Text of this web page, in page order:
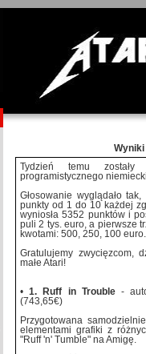
Tydzień temu zostały
programistycznego
Głosowanie wyglądało
punkty od 1 do 10 każdej
wyniosła 5352 punktów i
puli 2 tys. euro, a pierwsze
kwotami: 500, 250, 100 euro.
Gratulujemy zwycięzcom,
małe Atari!
•1. Ruff in Trouble-
(743,65€)
Przygotowana
elementami grafiki z
"Ruff 'n' Tumble" na Amigę.